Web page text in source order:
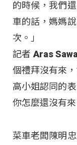
的時候，我們
車的話，媽媽
次。」
記者 Aras
個禮拜沒有來
高小姐認同的
你怎麼還沒有來
菜車老闆陳明